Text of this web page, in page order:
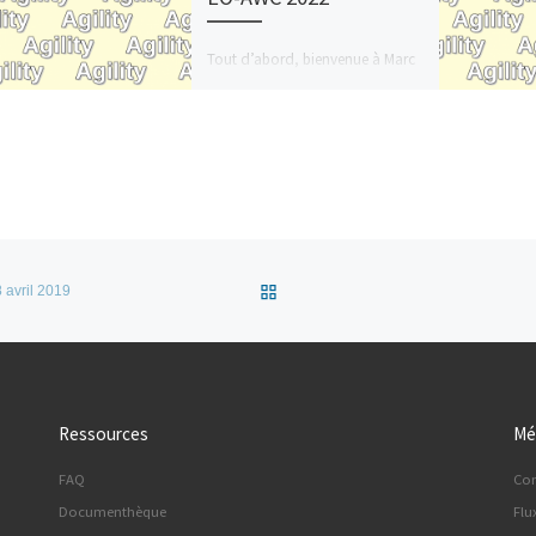
Tout d’abord, bienvenue à Marc
avril 2019
Ressources
FAQ
Documenthèque